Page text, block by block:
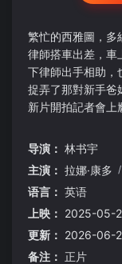
繁忙的西雅圖，多
律師搭車出差，車
下律師出手相助，
捉弄了那對新手爸
新片開拍記者會上
力，甚至婚姻的掙
导演： 林书宇
主演： 拉娜·康多 /
语言： 英语
上映： 2025-05-
更新： 2026-06-
备注： 正片